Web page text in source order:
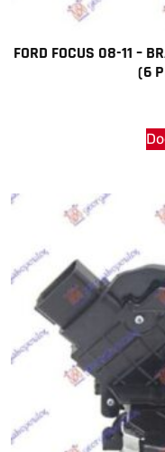
FORD FOCUS 08-11 –
(6